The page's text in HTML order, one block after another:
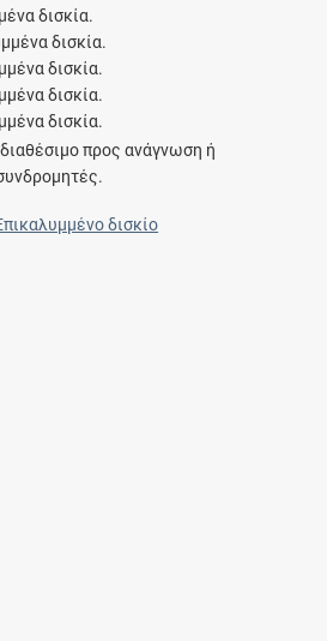
δισκία.
δισκία.
δισκία.
δισκία.
δισκία.
προς ανάγνωση ή
δισκίο